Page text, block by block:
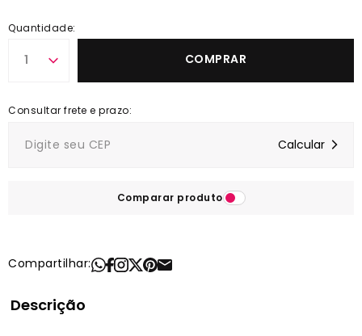
Quantidade:
1 COMPRAR
Comparar produto
Compartilhar:
Descrição